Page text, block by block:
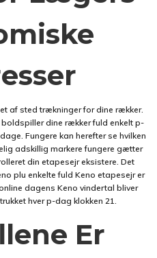
af sted trækninger for dine rækker.
dine rækker fuld enkelt p-
Fungere kan herefter se hvilken
adskillig markere fungere gætter
din etapesejr eksistere. Det
plu enkelte fuld Keno etapesejr er
dagens Keno vindertal bliver
hver p-dag klokken 21.
Er